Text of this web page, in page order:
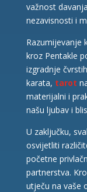
važnost
nezavisnosti i
Razumijevanje
kroz Pentakle
izgradnje
karata, tarot
materijalni i
našu ljubav i
U zaključku,
osvijetliti
početne
partnerstva.
utječu na vaše